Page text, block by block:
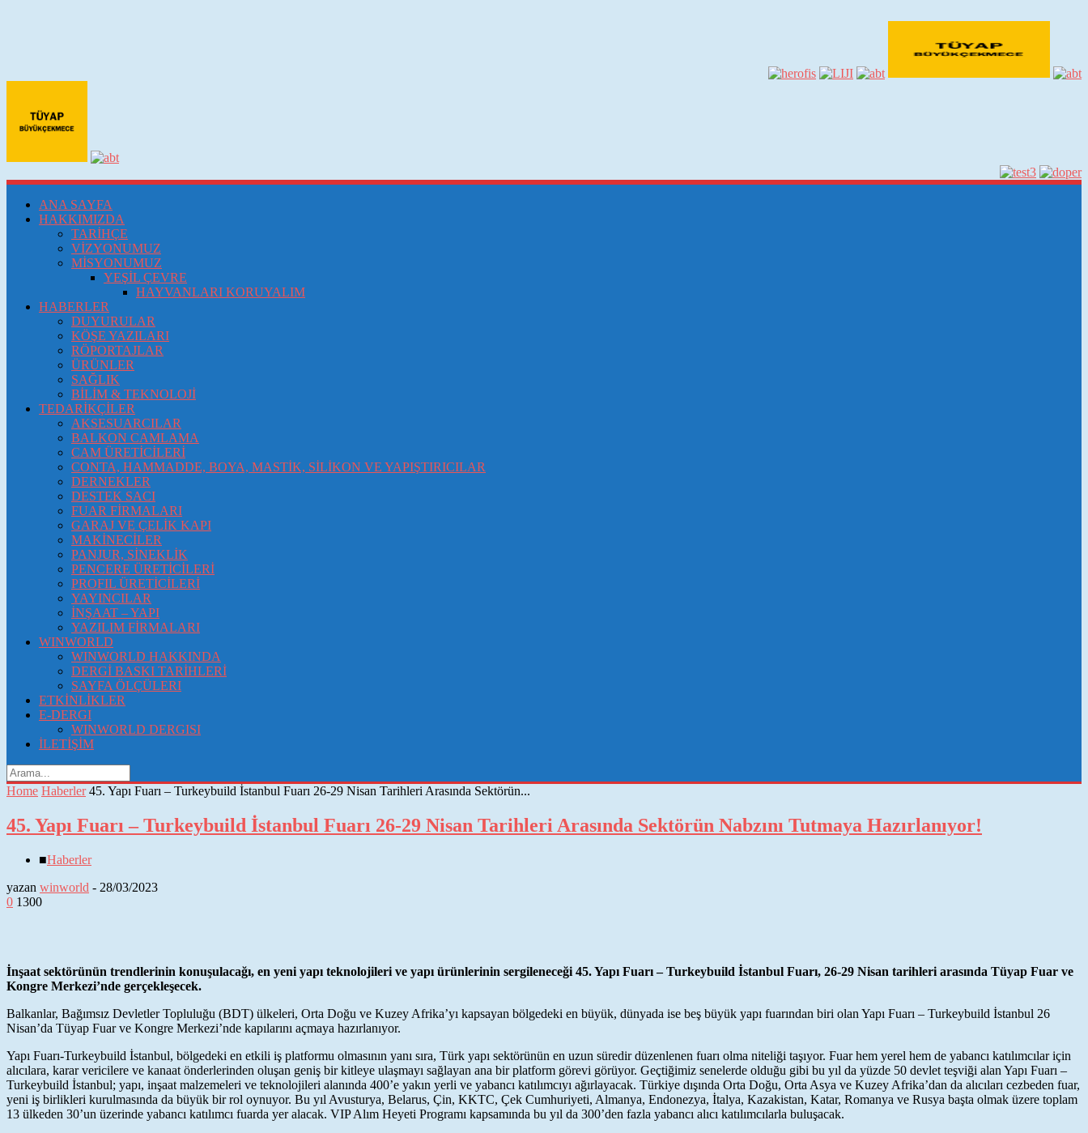
ANA SAYFA
HAKKIMIZDA
TARİHÇE
VİZYONUMUZ
MİSYONUMUZ
YEŞİL ÇEVRE
HAYVANLARI KORUYALIM
HABERLER
DUYURULAR
KÖŞE YAZILARI
RÖPORTAJLAR
ÜRÜNLER
SAĞLIK
BİLİM & TEKNOLOJİ
TEDARİKÇİLER
AKSESUARCILAR
BALKON CAMLAMA
CAM ÜRETİCİLERİ
CONTA, HAMMADDE, BOYA, MASTİK, SİLİKON VE YAPIŞTIRICILAR
DERNEKLER
DESTEK SACI
FUAR FİRMALARI
GARAJ VE ÇELİK KAPI
MAKİNECİLER
PANJUR, SİNEKLİK
PENCERE ÜRETİCİLERİ
PROFIL ÜRETİCİLERİ
YAYINCILAR
İNŞAAT – YAPI
YAZILIM FİRMALARI
WINWORLD
WINWORLD HAKKINDA
DERGİ BASKI TARİHLERİ
SAYFA ÖLÇÜLERI
ETKİNLİKLER
E-DERGI
WINWORLD DERGISI
İLETİŞİM
Home Haberler 45. Yapı Fuarı – Turkeybuild İstanbul Fuarı 26-29 Nisan Tarihleri Arasında Sektörün...
45. Yapı Fuarı – Turkeybuild İstanbul Fuarı 26-29 Nisan Tarihleri Arasında Sektörün Nabzını Tutmaya Hazırlanıyor!
■Haberler
yazan winworld - 28/03/2023
0 1300
İnşaat sektörünün trendlerinin konuşulacağı, en yeni yapı teknolojileri ve yapı ürünlerinin sergileneceği 45. Yapı Fuarı – Turkeybuild İstanbul Fuarı, 26-29 Nisan tarihleri arasında Tüyap Fuar ve
Kongre Merkezi’nde gerçekleşecek.
Balkanlar, Bağımsız Devletler Topluluğu (BDT) ülkeleri, Orta Doğu ve Kuzey Afrika’yı kapsayan bölgedeki en büyük, dünyada ise beş büyük yapı fuarından biri olan Yapı Fuarı – Turkeybuild İstanbul 26
Nisan’da Tüyap Fuar ve Kongre Merkezi’nde kapılarını açmaya hazırlanıyor.
Yapı Fuarı-Turkeybuild İstanbul, bölgedeki en etkili iş platformu olmasının yanı sıra, Türk yapı sektörünün en uzun süredir düzenlenen fuarı olma niteliği taşıyor. Fuar hem yerel hem de yabancı katılımcılar için
alıcılara, karar vericilere ve kanaat önderlerinden oluşan geniş bir kitleye ulaşmayı sağlayan ana bir platform görevi görüyor. Geçtiğimiz senelerde olduğu gibi bu yıl da yüzde 50 devlet teşviği alan Yapı Fuarı –
Turkeybuild İstanbul; yapı, inşaat malzemeleri ve teknolojileri alanında 400’e yakın yerli ve yabancı katılımcıyı ağırlayacak. Türkiye dışında Orta Doğu, Orta Asya ve Kuzey Afrika’dan da alıcıları cezbeden fuar,
yeni iş birlikleri kurulmasında da büyük bir rol oynuyor. Bu yıl Avusturya, Belarus, Çin, KKTC, Çek Cumhuriyeti, Almanya, Endonezya, İtalya, Kazakistan, Katar, Romanya ve Rusya başta olmak üzere toplam
13 ülkeden 30’un üzerinde yabancı katılımcı fuarda yer alacak. VIP Alım Heyeti Programı kapsamında bu yıl da 300’den fazla yabancı alıcı katılımcılarla buluşacak.